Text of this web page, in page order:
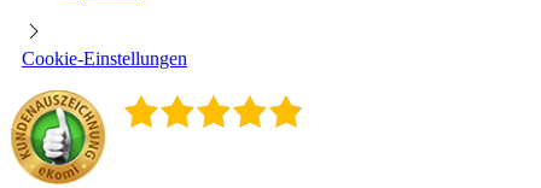
Cookie-Einstellungen